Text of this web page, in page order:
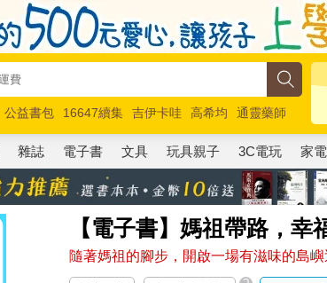
公益書包 16647續集 吉伊卡哇 高希均
通靈藥師
馬斯克 玩具總動員5 超慢跑
雜誌 電子書 文具 玩具親子 3C電玩 家電
【電子書】媽祖帶路，幸
隨著媽祖的腳步，開啟一場有滋味的島